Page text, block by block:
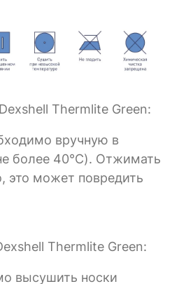
Thermlite Green:
вручную в
более 40°C). Отжимать
это может повредить
Thermlite Green:
высушить носки